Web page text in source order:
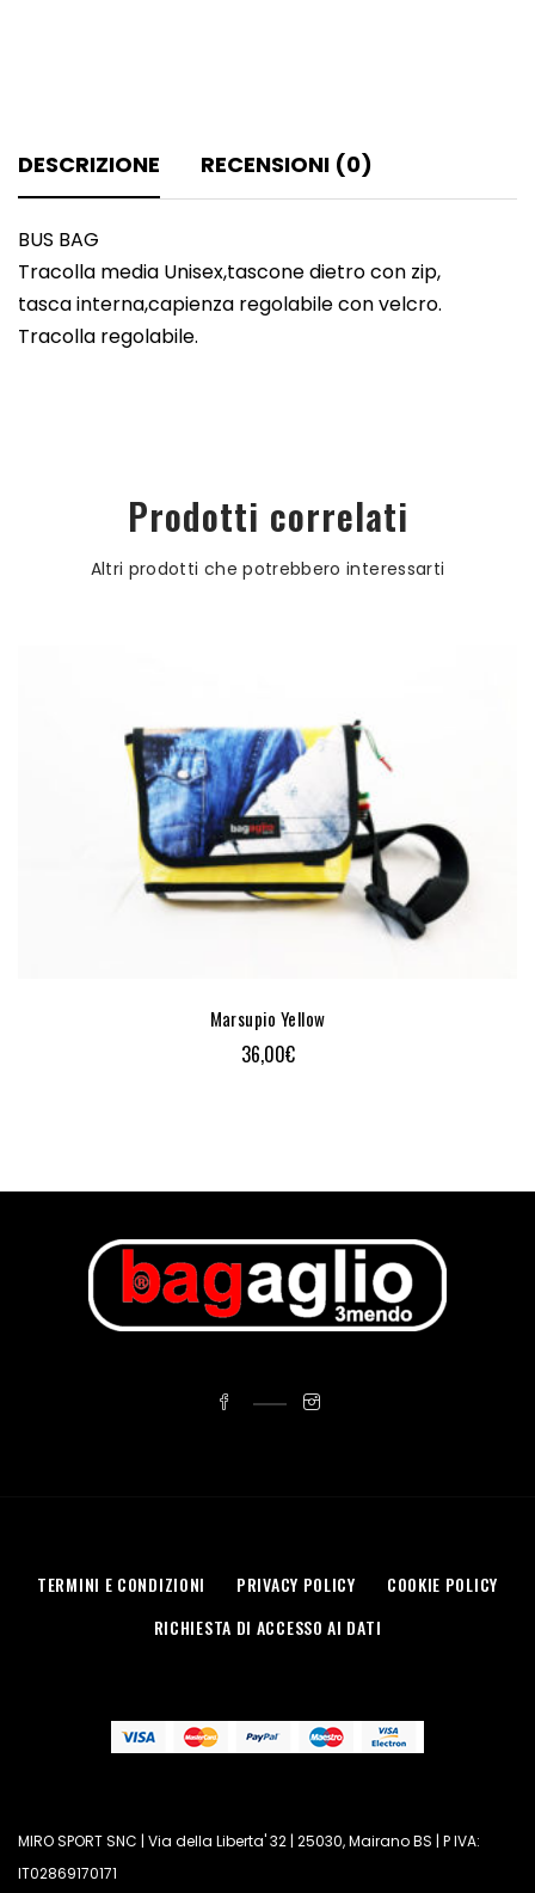
DESCRIZIONE RECENSIONI (0)
BUS BAG
Tracolla media Unisex,tascone dietro con zip,
tasca interna,capienza regolabile con velcro.
Tracolla regolabile.
Prodotti correlati
Altri prodotti che potrebbero interessarti
Marsupio Yellow
36,00€
TERMINI E CONDIZIONI PRIVACY POLICY
COOKIE POLICY
RICHIESTA DI ACCESSO AI DATI
MIRO SPORT SNC | Via della Liberta' 32 | 25030, Mairano BS | P IVA:
IT02869170171